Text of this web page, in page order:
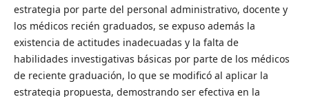
estrategia por parte del personal administrativo, docente y
los médicos recién graduados, se expuso además la
existencia de actitudes inadecuadas y la falta de
habilidades investigativas básicas por parte de los médicos
de reciente graduación, lo que se modificó al aplicar la
estrategia propuesta, demostrando ser efectiva en la